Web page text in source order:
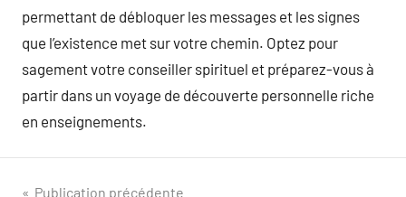
permettant de débloquer les messages et les signes
que l’existence met sur votre chemin. Optez pour
sagement votre conseiller spirituel et préparez-vous à
partir dans un voyage de découverte personnelle riche
en enseignements.
Publication précédente